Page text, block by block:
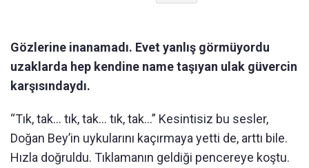
Gözlerine inanamadı. Evet yanlış görmüyordu
uzaklarda hep kendine name taşıyan ulak güvercin
karşısındaydı.
“Tık, tak… tık, tak… tık, tak…” Kesintisiz bu sesler,
Doğan Bey’in uykularını kaçırmaya yetti de, arttı bile.
Hızla doğruldu. Tıklamanın geldiği pencereye koştu.